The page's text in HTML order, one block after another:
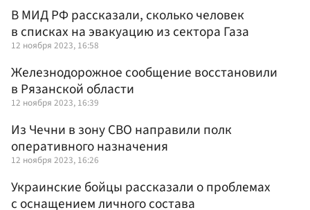
В МИД РФ рассказали, сколько человек
в списках на эвакуацию из сектора Газа
12 ноября 2023, 16:58
Железнодорожное сообщение восстановили
в Рязанской области
12 ноября 2023, 16:39
Из Чечни в зону СВО направили полк
оперативного назначения
12 ноября 2023, 16:26
Украинские бойцы рассказали о проблемах
с оснащением личного состава